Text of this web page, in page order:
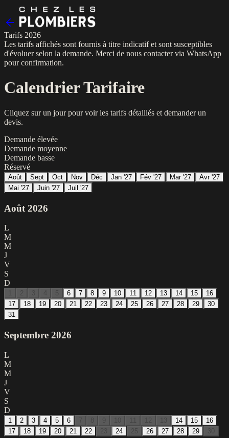
Tarifs 2026
Les tarifs affichés sont fournis à titre indicatif et sont susceptibles
d'évoluer selon la demande. Merci de nous contacter via WhatsApp
pour confirmation.
Calendrier Tarifaire
Cliquez sur un jour pour voir les tarifs détaillés et demander un
devis.
Demande élevée
Demande moyenne
Demande basse
Réservé
Août Sept Oct Nov Déc Jan '27 Fév '27 Mar '27
Avr '27
Mai '27
Juin '27 Juil '27
Août 2026
L
M
M
J
V
S
D
6 7 8 9 10 11 12 13 14 15
16
17
18 19 20 21 22 23 24 25 26 27 28 29
30
31
Septembre 2026
L
M
M
J
V
S
D
1 2 3 4 5 6 14 15
16
17
18 19 20 21 22 24 26 27 28 29